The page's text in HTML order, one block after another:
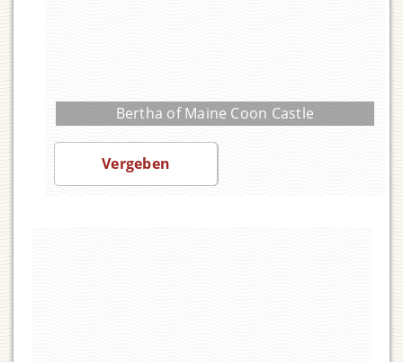
Bertha of Maine Coon Castle
Preis auf Anfrage
Vergeben